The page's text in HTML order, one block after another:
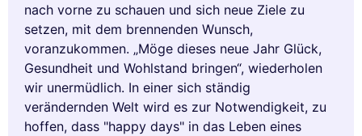
nach vorne zu schauen und sich neue Ziele zu
setzen, mit dem brennenden Wunsch,
voranzukommen. „Möge dieses neue Jahr Glück,
Gesundheit und Wohlstand bringen“, wiederholen
wir unermüdlich. In einer sich ständig
verändernden Welt wird es zur Notwendigkeit, zu
hoffen, dass "happy days" in das Leben eines